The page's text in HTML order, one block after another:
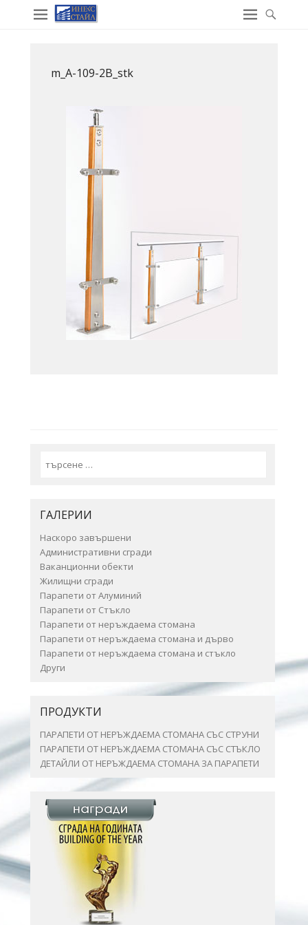
m_A-109-2B_stk
ГАЛЕРИИ
Наскоро завършени
Административни сгради
Ваканционни обекти
Жилищни сгради
Парапети от Алуминий
Парапети от Стъкло
Парапети от неръждаема стомана
Парапети от неръждаема стомана и дърво
Парапети от неръждаема стомана и стъкло
Други
ПРОДУКТИ
ПАРАПЕТИ ОТ НЕРЪЖДАЕМА СТОМАНА СЪС СТРУНИ
ПАРАПЕТИ ОТ НЕРЪЖДАЕМА СТОМАНА СЪС СТЪКЛО
ДЕТАЙЛИ ОТ НЕРЪЖДАЕМА СТОМАНА ЗА ПАРАПЕТИ